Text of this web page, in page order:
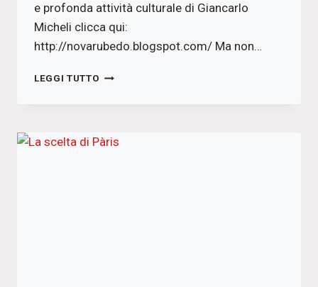
e profonda attività culturale di Giancarlo
Micheli clicca qui:
http://novarubedo.blogspot.com/ Ma non…
LEGGI TUTTO IL